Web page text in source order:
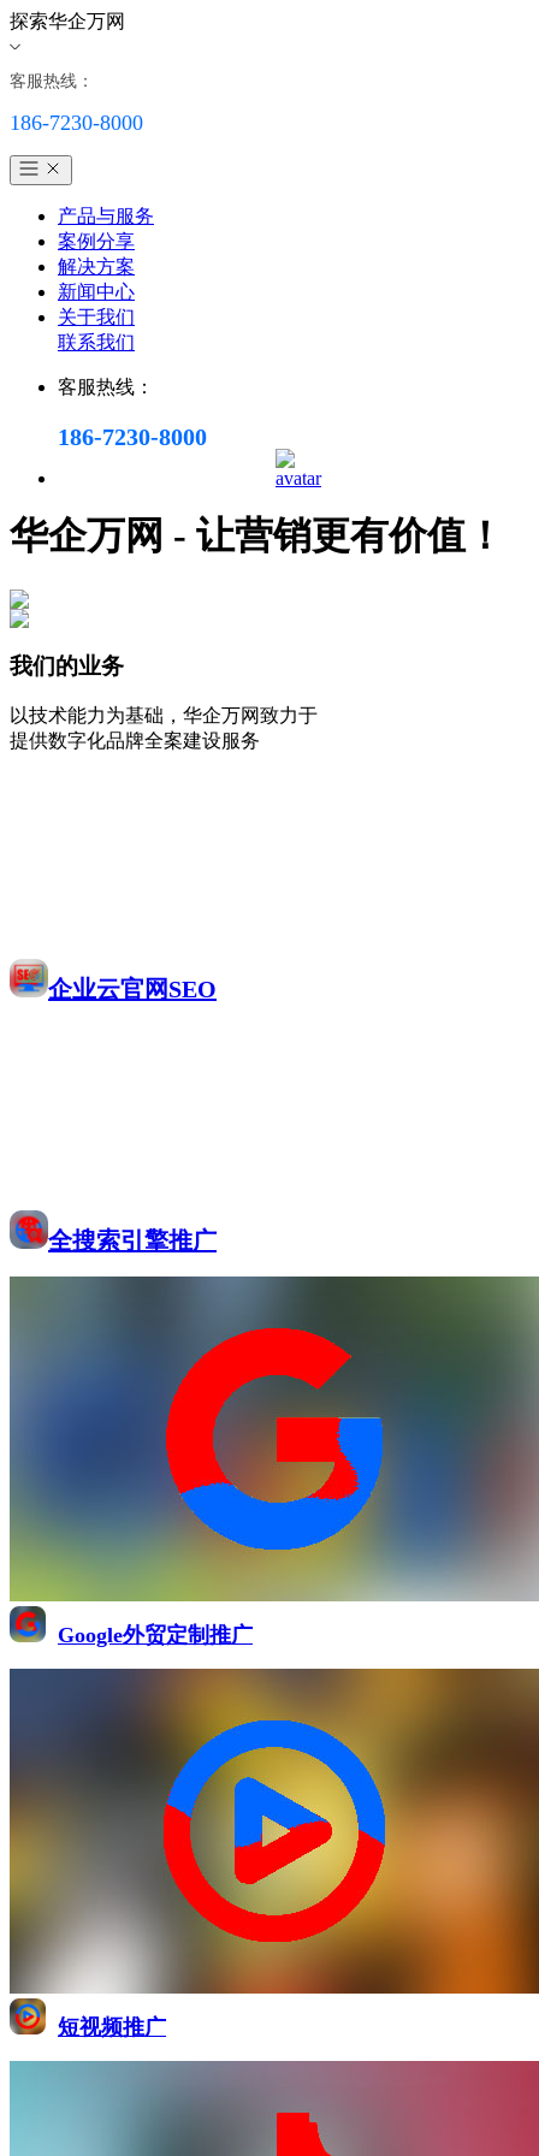
探索华企万网
客服热线：
186-7230-8000
产品与服务
案例分享
解决方案
新闻中心
关于我们
联系我们
客服热线：
186-7230-8000
华企万网 - 让营销更有价值！
我们的业务
以技术能力为基础，华企万网致力于
提供数字化品牌全案建设服务
企业云官网SEO
全搜索引擎推广
Google外贸定制推广
短视频推广